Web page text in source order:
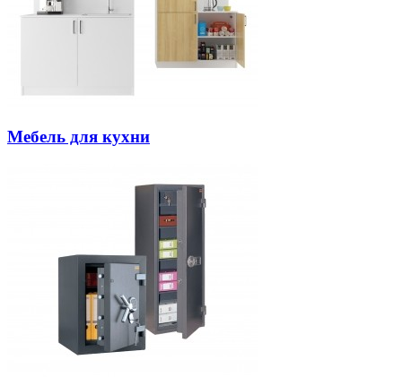
Мебель для кухни